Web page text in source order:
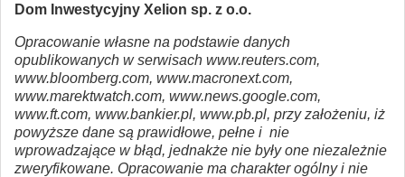
Dom Inwestycyjny Xelion sp. z o.o.
Opracowanie własne na podstawie danych
opublikowanych w serwisach www.reuters.com,
www.bloomberg.com, www.macronext.com,
www.marektwatch.com, www.news.google.com,
www.ft.com, www.bankier.pl, www.pb.pl, przy założeniu, iż
powyższe dane są prawidłowe, pełne i nie
wprowadzające w błąd, jednakże nie były one niezależnie
zweryfikowane. Opracowanie ma charakter ogólny i nie